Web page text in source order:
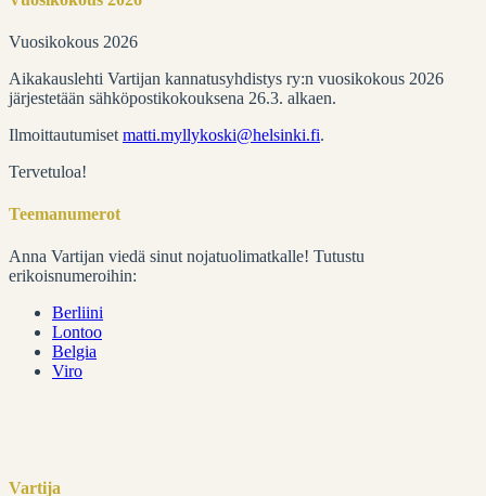
Vuosikokous 2026
Aikakauslehti Vartijan kannatusyhdistys ry:n vuosikokous 2026
järjestetään sähköpostikokouksena 26.3. alkaen.
Ilmoittautumiset matti.myllykoski@helsinki.fi.
Tervetuloa!
Teemanumerot
Anna Vartijan viedä sinut nojatuolimatkalle! Tutustu
erikoisnumeroihin:
Berliini
Lontoo
Belgia
Viro
Vartija